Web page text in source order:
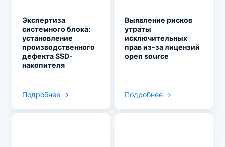
Экспертиза
системного блока:
установление
производственного
дефекта SSD-
накопителя
Подробнее →
Выявление рисков
утраты
исключительных
прав из-за лицензий
open source
Подробнее →